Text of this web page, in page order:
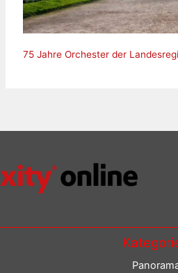
75 Jahre Orchester der